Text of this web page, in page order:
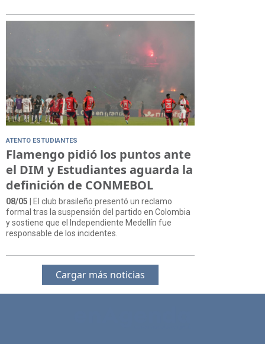
ATENTO ESTUDIANTES
Flamengo pidió los puntos ante
el DIM y Estudiantes aguarda la
definición de CONMEBOL
08/05 | El club brasileño presentó un reclamo
formal tras la suspensión del partido en Colombia
y sostiene que el Independiente Medellín fue
responsable de los incidentes.
Cargar más noticias